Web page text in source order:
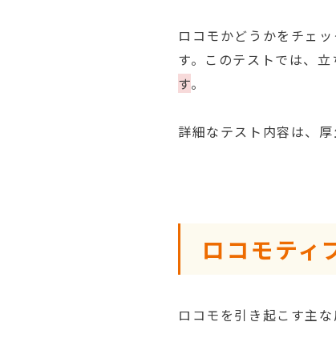
ロコモかどうかをチェ
す。このテストでは、
す。
詳細なテスト内容は、
ロコモティ
ロコモを引き起こす主